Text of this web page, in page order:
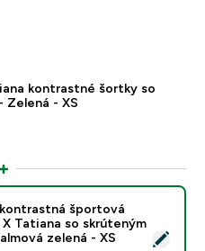
kontrastné šortky so
Zelená - XS
dámska kontrastná
kontrastná športová
Tatiana so skrúteným
zelená - XS